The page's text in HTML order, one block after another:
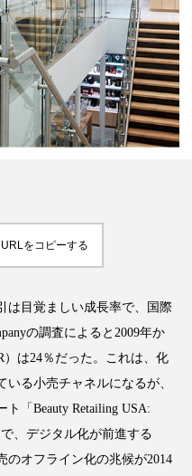
SaaS SNS
ルギー アロマ
をコピーする
は目覚ましい成長率で、国際
の調査によると2009年か
は24％だった。これは、化
る小売チャネルになるが、
「Beauty Retailing USA:
で、デジタル化が前進する
のオフライン化の兆候が2014